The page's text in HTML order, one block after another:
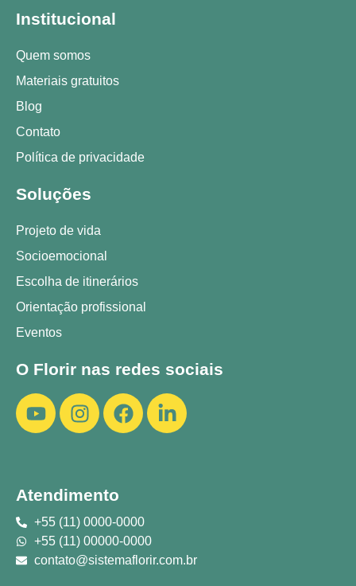
Institucional
Quem somos
Materiais gratuitos
Blog
Contato
Política de privacidade
Soluções
Projeto de vida
Socioemocional
Escolha de itinerários
Orientação profissional
Eventos
O Florir nas redes sociais
Atendimento
+55 (11) 0000-0000
+55 (11) 00000-0000
contato@sistemaflorir.com.br